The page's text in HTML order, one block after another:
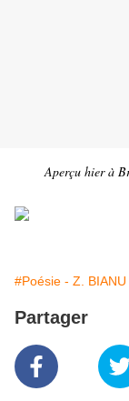
Aperçu hier à
#Poésie - Z. BIANU
Partager